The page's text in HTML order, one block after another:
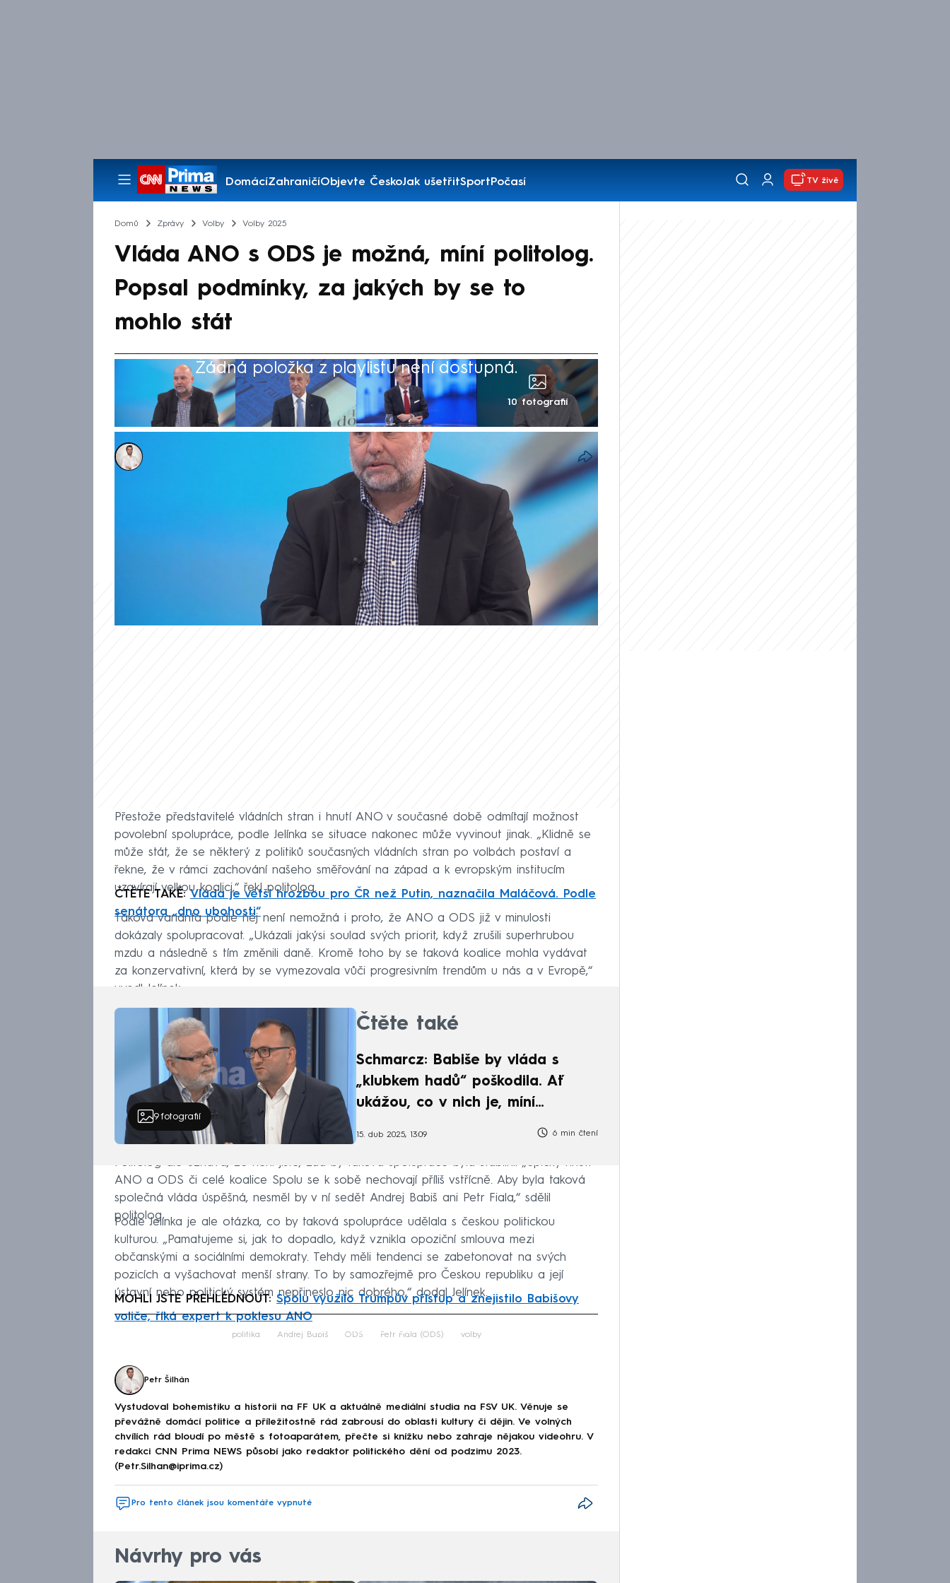
DomácíZahraničíObjevte ČeskoJak ušetřitSportPočasí
Pořady
TV živě
Domů Zprávy Volby Volby 2025
Vláda ANO s ODS je možná, míní politolog.
Popsal podmínky, za jakých by se to
mohlo stát
Žádná položka z playlistu není dostupná.
10 fotografií
Petr Šilhán
16. dub 2025, 09:18
Úspěšná vláda tvořená hnutím ANO a ODS je možná, jen by v ní
nesměli sedět Andrej Babiš ani Petr Fiala. V pořadu K věci na CNN
Prima NEWS to řekl politolog Lukáš Jelínek. Podle něj by ale takové
spojení mohlo mít negativní dopad na tuzemskou politickou kulturu.
Přestože představitelé vládních stran i hnutí ANO v současné době odmítají možnost
povolební spolupráce, podle Jelínka se situace nakonec může vyvinout jinak. „Klidně se
může stát, že se některý z politiků současných vládních stran po volbách postaví a
řekne, že v rámci zachování našeho směřování na západ a k evropským institucím
uzavírají velkou koalici,“ řekl politolog.
ČTĚTE TAKÉ:Vláda je větší hrozbou pro ČR než Putin, naznačila Maláčová. Podle
senátora „dno ubohosti“
Taková varianta podle něj není nemožná i proto, že ANO a ODS již v minulosti
dokázaly spolupracovat. „Ukázali jakýsi soulad svých priorit, když zrušili superhrubou
mzdu a následně s tím změnili daně. Kromě toho by se taková koalice mohla vydávat
za konzervativní, která by se vymezovala vůči progresivním trendům u nás a v Evropě,“
uvedl Jelínek.
9fotografií
Čtěte také
Schmarcz: Babiše by vláda s
„klubkem hadů“ poškodila. Ať
ukážou, co v nich je, míní
15. dub 2025, 13:09 6 min čtení
Politolog ale uznává, že není jisté, zda by taková spolupráce byla stabilní. „Špičky hnutí
ANO a ODS či celé koalice Spolu se k sobě nechovají příliš vstřícně. Aby byla taková
společná vláda úspěšná, nesměl by v ní sedět Andrej Babiš ani Petr Fiala,“ sdělil
politolog.
Podle Jelínka je ale otázka, co by taková spolupráce udělala s českou politickou
kulturou. „Pamatujeme si, jak to dopadlo, když vznikla opoziční smlouva mezi
občanskými a sociálními demokraty. Tehdy měli tendenci se zabetonovat na svých
pozicích a vyšachovat menší strany. To by samozřejmě pro Českou republiku a její
ústavní nebo politický systém nepřineslo nic dobrého,“ dodal Jelínek.
MOHLI JSTE PŘEHLÉDNOUT: Spolu využilo Trumpův přístup a znejistilo Babišovy
voliče, říká expert k poklesu ANO
Failed to fetch
politika Andrej Babiš ODS Petr Fiala (ODS) volby
Petr Šilhán
Vystudoval bohemistiku a historii na FF UK a aktuálně mediální studia na FSV UK. Věnuje se
převážně domácí politice a příležitostně rád zabrousí do oblasti kultury či dějin. Ve volných
chvílích rád bloudí po městě s fotoaparátem, přečte si knížku nebo zahraje nějakou videohru. V
redakci CNN Prima NEWS působí jako redaktor politického dění od podzimu 2023.
(Petr.Silhan@iprima.cz)
Pro tento článek jsou komentáře vypnuté
Návrhy pro vás